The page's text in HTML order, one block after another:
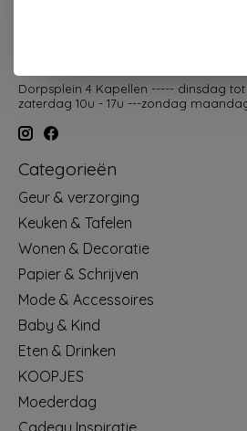
Dorpsplein 4 Kapellen ----- dinsdag tot
zaterdag 10u - 17u ---zondag
Categorieën
Geur & verzorging
Keuken & Tafelen
Wonen & Decoratie
Papier & Schrijven
Mode & Accessoires
Baby & Kind
Eten & Drinken
KOOPJES
Moederdag